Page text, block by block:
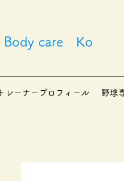
Body care Ko
トレーナープロフィール 野球